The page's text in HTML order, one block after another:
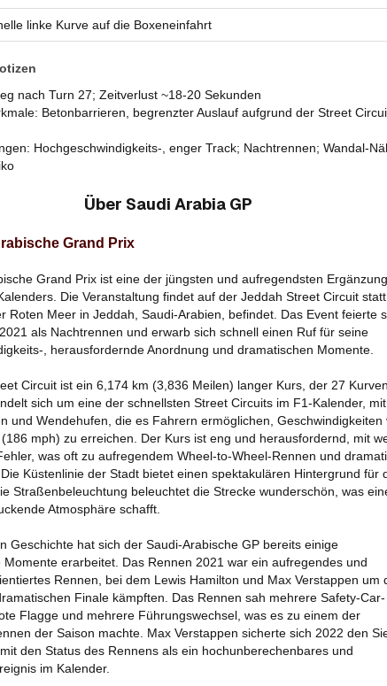
linke Kurve auf die Boxeneinfahrt
nach Turn 27; Zeitverlust ~18-20 Sekunden
Betonbarrieren, begrenzter Auslauf aufgrund der Street
Hochgeschwindigkeits-, enger Track; Nachtrennen; Wandal-
Über Saudi Arabia GP
Grand Prix
Grand Prix ist eine der jüngsten und aufregendsten
Die Veranstaltung findet auf der Jeddah Street Circuit
Roten Meer in Jeddah, Saudi-Arabien, befindet. Das Event feierte
als Nachtrennen und erwarb sich schnell einen Ruf für seine
, herausfordernde Anordnung und dramatischen Momente.
Circuit ist ein 6,174 km (3,836 Meilen) langer Kurs, der 27 Kurven
sich um eine der schnellsten Street Circuits im F1-Kalender, mit
und Wendehufen, die es Fahrern ermöglichen, Geschwindigkeiten
mph) zu erreichen. Der Kurs ist eng und herausfordernd, mit
was oft zu aufregendem Wheel-to-Wheel-Rennen und
Küstenlinie der Stadt bietet einen spektakulären Hintergrund für
Straßenbeleuchtung beleuchtet die Strecke wunderschön, was
Atmosphäre schafft.
Geschichte hat sich der Saudi-Arabische GP bereits einige
Momente erarbeitet. Das Rennen 2021 war ein aufregendes und
Rennen, bei dem Lewis Hamilton und Max Verstappen um
Finale kämpften. Das Rennen sah mehrere Safety-Car-
Flagge und mehrere Führungswechsel, was es zu einem der
der Saison machte. Max Verstappen sicherte sich 2022 den
den Status des Rennens als ein hochunberechenbares und
im Kalender.